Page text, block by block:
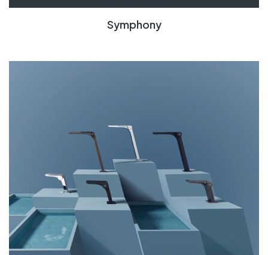
Symphony